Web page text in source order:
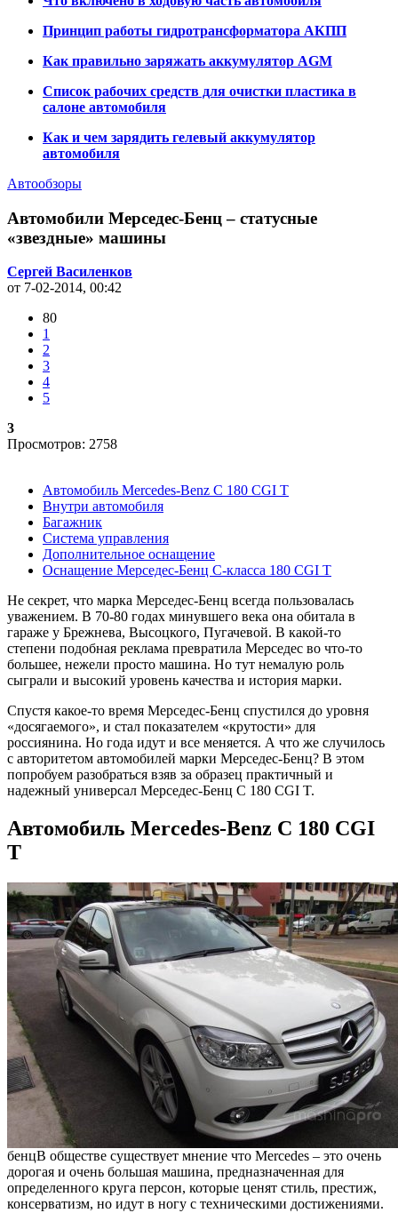
Принцип работы гидротрансформатора АКПП
Как правильно заряжать аккумулятор AGM
Список рабочих средств для очистки пластика в
салоне автомобиля
Как и чем зарядить гелевый аккумулятор
автомобиля
Автообзоры
Автомобили Мерседес-Бенц – статусные
«звездные» машины
Сергей Василенков
от 7-02-2014, 00:42
80
1
2
3
4
5
3
Просмотров: 2758
Автомобиль Mercedes-Benz C 180 CGI T
Внутри автомобиля
Багажник
Система управления
Дополнительное оснащение
Оснащение Мерседес-Бенц С-класса 180 CGI T
Не секрет, что марка Мерседес-Бенц всегда пользовалась
уважением. В 70-80 годах минувшего века она обитала в
гараже у Брежнева, Высоцкого, Пугачевой. В какой-то
степени подобная реклама превратила Мерседес во что-то
большее, нежели просто машина. Но тут немалую роль
сыграли и высокий уровень качества и история марки.
Спустя какое-то время Мерседес-Бенц спустился до уровня
«досягаемого», и стал показателем «крутости» для
россиянина. Но года идут и все меняется. А что же случилось
с авторитетом автомобилей марки Мерседес-Бенц? В этом
попробуем разобраться взяв за образец практичный и
надежный универсал Мерседес-Бенц С 180 CGI T.
Автомобиль Mercedes-Benz C 180 CGI
T
бенцВ обществе существует мнение что Mercedes – это очень
дорогая и очень большая машина, предназначенная для
определенного круга персон, которые ценят стиль, престиж,
консерватизм, но идут в ногу с техническими достижениями.